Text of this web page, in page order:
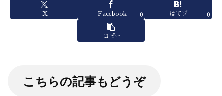
X Facebook 0 はてブ 0
コピー
こちらの記事もどうぞ